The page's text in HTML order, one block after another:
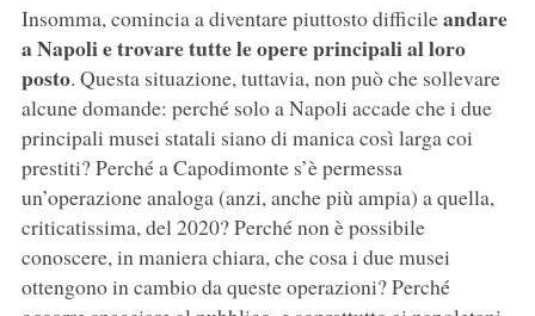
Insomma, comincia a diventare piuttosto difficileandare
a Napoli e trovare tutte le opere principali al loro
posto. Questa situazione, tuttavia, non può che sollevare
alcune domande: perché solo a Napoli accade che i due
principali musei statali siano di manica così larga coi
prestiti? Perché a Capodimonte s’è permessa
un’operazione analoga (anzi, anche più ampia) a quella,
criticatissima, del 2020? Perché non è possibile
conoscere, in maniera chiara, che cosa i due musei
ottengono in cambio da queste operazioni? Perché